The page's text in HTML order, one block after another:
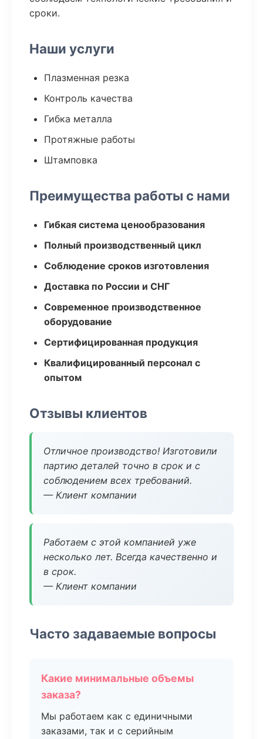
сроки.
Наши услуги
Плазменная резка
Контроль качества
Гибка металла
Протяжные работы
Штамповка
Преимущества работы с нами
Гибкая система ценообразования
Полный производственный цикл
Соблюдение сроков изготовления
Доставка по России и СНГ
Современное производственное
оборудование
Сертифицированная продукция
Квалифицированный персонал с
опытом
Отзывы клиентов
Отличное производство! Изготовили
партию деталей точно в срок и с
соблюдением всех требований.
— Клиент компании
Работаем с этой компанией уже
несколько лет. Всегда качественно и
в срок.
— Клиент компании
Часто задаваемые вопросы
Какие минимальные объемы
заказа?
Мы работаем как с единичными
заказами, так и с серийным